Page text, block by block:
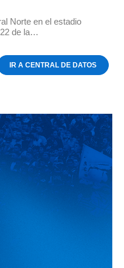
Norte en el estadio
de la…
IR A CENTRAL DE DATOS